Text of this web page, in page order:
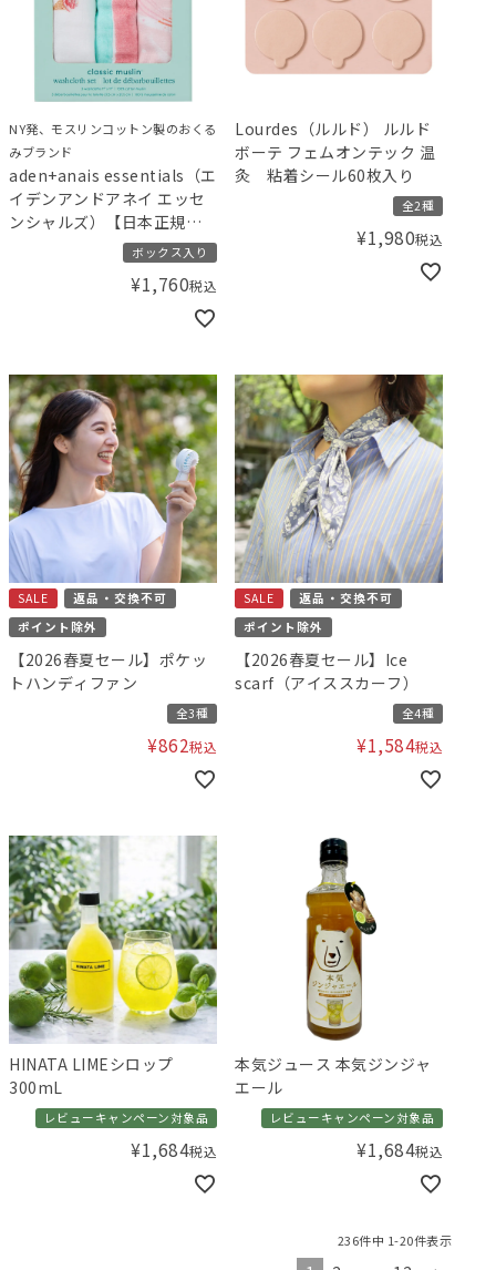
NY発、モスリンコットン製のおくる
みブランド
aden+anais essentials（エ
イデンアンドアネイ エッセ
ンシャルズ）【日本正規
品】ウォッシュクロス3枚セ
ット アイスクリーム
ボックス入り
¥1,760税込
Lourdes（ルルド） ルルド
ボーテ フェムオンテック 温
灸 粘着シール60枚入り
全2種
¥1,980税込
SALE
返品・交換不可
ポイント除外
【2026春夏セール】ポケッ
トハンディファン
全3種
¥862税込
SALE
返品・交換不可
ポイント除外
【2026春夏セール】Ice
scarf（アイススカーフ）
全4種
¥1,584税込
HINATA LIMEシロップ
300mL
レビューキャンペーン対象品
¥1,684税込
本気ジュース 本気ジンジャ
エール
レビューキャンペーン対象品
¥1,684税込
236件中 1-20件表示